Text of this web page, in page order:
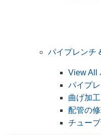
パイプレンチ
View All
パイプ
曲げ加
配管の
チュー